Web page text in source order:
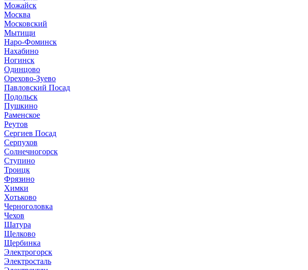
Можайск
Москва
Московский
Мытищи
Наро-Фоминск
Нахабино
Ногинск
Одинцово
Орехово-Зуево
Павловский Посад
Подольск
Пушкино
Раменское
Реутов
Сергиев Посад
Серпухов
Солнечногорск
Ступино
Троицк
Фрязино
Химки
Хотьково
Черноголовка
Чехов
Шатура
Щелково
Щербинка
Электрогорск
Электросталь